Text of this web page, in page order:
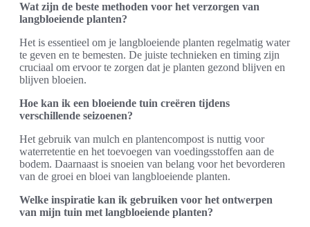
Wat zijn de beste methoden voor het verzorgen van
langbloeiende planten?
Het is essentieel om je langbloeiende planten regelmatig water
te geven en te bemesten. De juiste technieken en timing zijn
cruciaal om ervoor te zorgen dat je planten gezond blijven en
blijven bloeien.
Hoe kan ik een bloeiende tuin creëren tijdens
verschillende seizoenen?
Het gebruik van mulch en plantencompost is nuttig voor
waterretentie en het toevoegen van voedingsstoffen aan de
bodem. Daarnaast is snoeien van belang voor het bevorderen
van de groei en bloei van langbloeiende planten.
Welke inspiratie kan ik gebruiken voor het ontwerpen
van mijn tuin met langbloeiende planten?